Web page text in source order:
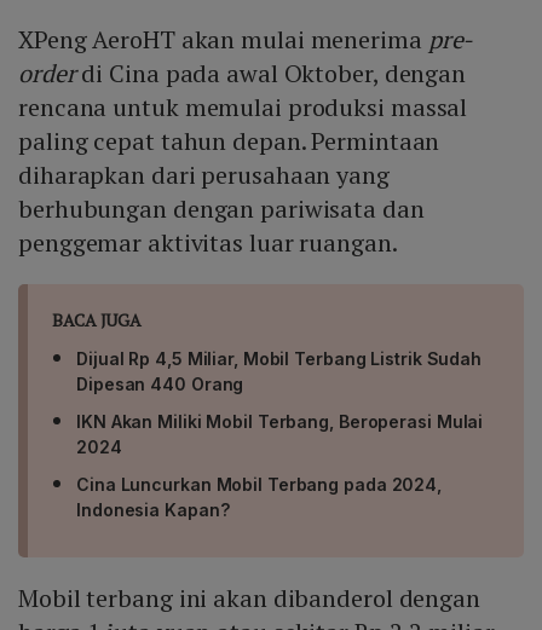
XPeng AeroHT akan mulai menerima pre-
orderdi Cina pada awal Oktober, dengan
rencana untuk memulai produksi massal
paling cepat tahun depan. Permintaan
diharapkan dari perusahaan yang
berhubungan dengan pariwisata dan
penggemar aktivitas luar ruangan.
BACA JUGA
Dijual Rp 4,5 Miliar, Mobil Terbang Listrik Sudah
Dipesan 440 Orang
IKN Akan Miliki Mobil Terbang, Beroperasi Mulai
2024
Cina Luncurkan Mobil Terbang pada 2024,
Indonesia Kapan?
Mobil terbang ini akan dibanderol dengan